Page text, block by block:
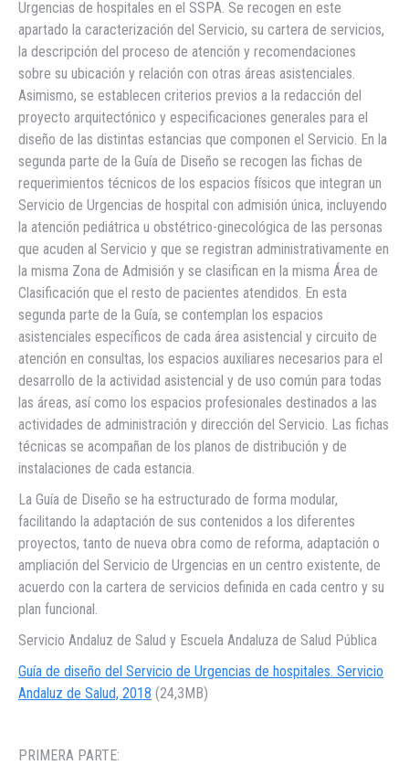
Urgencias de hospitales en el SSPA. Se recogen en este
apartado la caracterización del Servicio, su cartera de servicios,
la descripción del proceso de atención y recomendaciones
sobre su ubicación y relación con otras áreas asistenciales.
Asimismo, se establecen criterios previos a la redacción del
proyecto arquitectónico y especificaciones generales para el
diseño de las distintas estancias que componen el Servicio. En la
segunda parte de la Guía de Diseño se recogen las fichas de
requerimientos técnicos de los espacios físicos que integran un
Servicio de Urgencias de hospital con admisión única, incluyendo
la atención pediátrica u obstétrico-ginecológica de las personas
que acuden al Servicio y que se registran administrativamente en
la misma Zona de Admisión y se clasifican en la misma Área de
Clasificación que el resto de pacientes atendidos. En esta
segunda parte de la Guía, se contemplan los espacios
asistenciales específicos de cada área asistencial y circuito de
atención en consultas, los espacios auxiliares necesarios para el
desarrollo de la actividad asistencial y de uso común para todas
las áreas, así como los espacios profesionales destinados a las
actividades de administración y dirección del Servicio. Las fichas
técnicas se acompañan de los planos de distribución y de
instalaciones de cada estancia.
La Guía de Diseño se ha estructurado de forma modular,
facilitando la adaptación de sus contenidos a los diferentes
proyectos, tanto de nueva obra como de reforma, adaptación o
ampliación del Servicio de Urgencias en un centro existente, de
acuerdo con la cartera de servicios definida en cada centro y su
plan funcional.
Servicio Andaluz de Salud y Escuela Andaluza de Salud Pública
Guía de diseño del Servicio de Urgencias de hospitales. Servicio
Andaluz de Salud, 2018 (24,3MB)
PRIMERA PARTE: